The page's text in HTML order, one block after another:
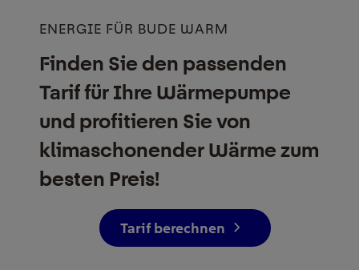
ENERGIE FÜR BUDE WARM
Finden Sie den passenden
Tarif für Ihre Wärmepumpe
und profitieren Sie von
klimaschonender Wärme zum
besten Preis!
Tarif berechnen